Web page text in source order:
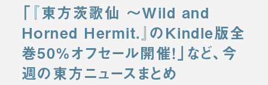
「『東方茨歌仙 ～Wild and
Horned Hermit.』のKindle版全
巻50%オフセール開催！」など、今
週の東方ニュースまとめ